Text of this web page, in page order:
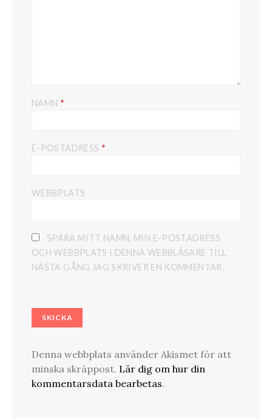
NAMN *
E-POSTADRESS *
WEBBPLATS
SPARA MITT NAMN, MIN E-POSTADRESS
OCH WEBBPLATS I DENNA WEBBLÄSARE TILL
NÄSTA GÅNG JAG SKRIVER EN KOMMENTAR.
Denna webbplats använder Akismet för att
minska skräppost. Lär dig om hur din
kommentarsdata bearbetas.